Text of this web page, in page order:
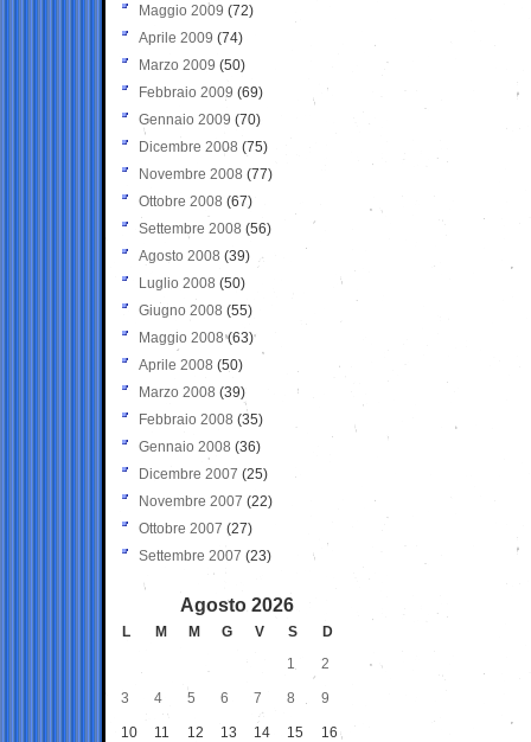
Maggio 2009 (72)
Aprile 2009 (74)
Marzo 2009 (50)
Febbraio 2009 (69)
Gennaio 2009 (70)
Dicembre 2008 (75)
Novembre 2008 (77)
Ottobre 2008 (67)
Settembre 2008 (56)
Agosto 2008 (39)
Luglio 2008 (50)
Giugno 2008 (55)
Maggio 2008(63)
Aprile 2008 (50)
Marzo 2008 (39)
Febbraio 2008 (35)
Gennaio 2008 (36)
Dicembre 2007 (25)
Novembre 2007 (22)
Ottobre 2007 (27)
Settembre 2007 (23)
Agosto 2026
L M M G V S
D
1
2
3 4 5 6 7 8 9
10 11 12 13 14 15 16